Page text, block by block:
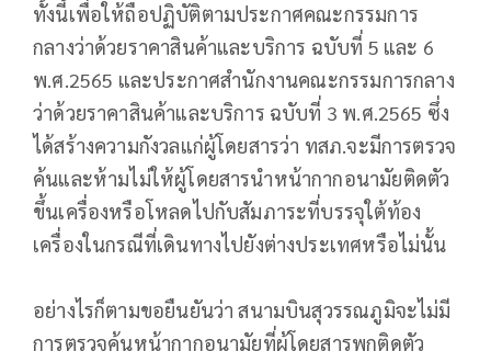
ทั้งนี้เพื่อให้ถือปฏิบัติตามประกาศคณะกรรมการ
กลางว่าด้วยราคาสินค้าและบริการ ฉบับที่ 5 และ 6
พ.ศ.2565 และประกาศสำนักงานคณะกรรมการกลาง
ว่าด้วยราคาสินค้าและบริการ ฉบับที่ 3 พ.ศ.2565 ซึ่ง
ได้สร้างความกังวลแก่ผู้โดยสารว่า ทสภ.จะมีการตรวจ
ค้นและห้ามไม่ให้ผู้โดยสารนำหน้ากากอนามัยติดตัว
ขึ้นเครื่องหรือโหลดไปกับสัมภาระที่บรรจุใต้ท้อง
เครื่องในกรณีที่เดินทางไปยังต่างประเทศหรือไม่นั้น
อย่างไรก็ตามขอยืนยันว่า สนามบินสุวรรณภูมิจะไม่มี
การตรวจค้นหน้ากากอนามัยที่ผู้โดยสารพกติดตัว